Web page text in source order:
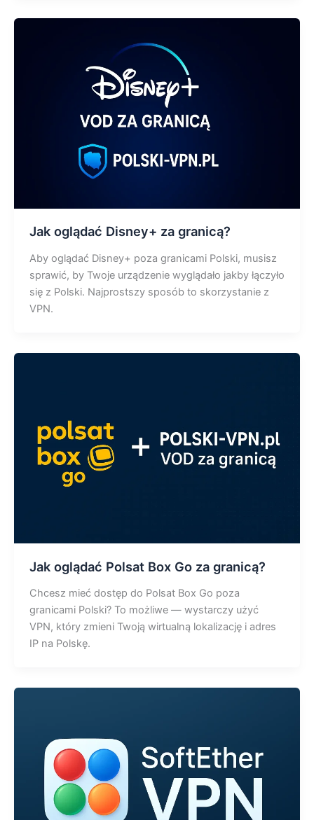
Jak oglądać Disney+ za granicą?
Aby oglądać Disney+ poza granicami Polski, musisz
sprawić, by Twoje urządzenie wyglądało jakby łączyło
się z Polski. Najprostszy sposób to skorzystanie z
VPN.
Jak oglądać Polsat Box Go za granicą?
Chcesz mieć dostęp do Polsat Box Go poza
granicami Polski? To możliwe — wystarczy użyć
VPN, który zmieni Twoją wirtualną lokalizację i adres
IP na Polskę.